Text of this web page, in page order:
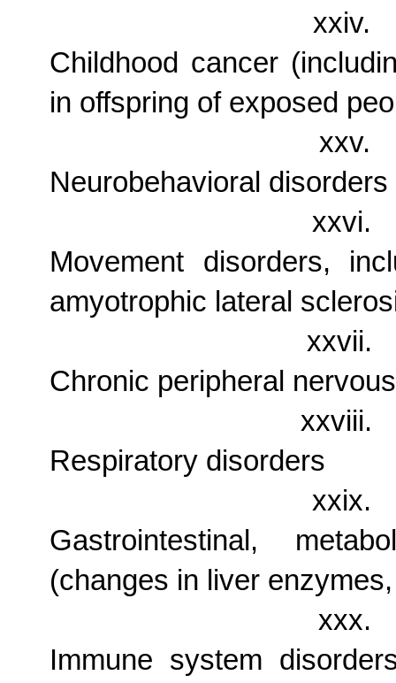
xxiv.
Childhood cancer
in offspring of exposed
xxv.
Neurobehavioral
xxvi.
Movement disorders,
amyotrophic lateral
xxvii.
Chronic peripheral
xxviii.
Respiratory disorders
xxix.
Gastrointestinal,
(changes in liver
xxx.
Immune system